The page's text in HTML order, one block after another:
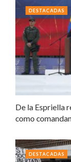
De la Espriella
como
DESTACADAS
DESTACADAS